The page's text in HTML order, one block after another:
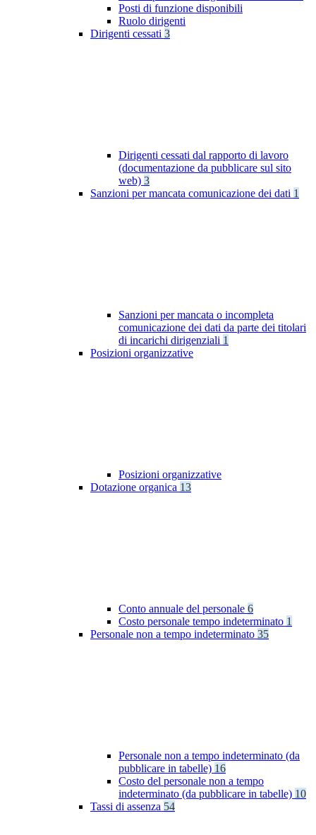
Posti di funzione disponibili
Ruolo dirigenti
Dirigenti cessati 3
Dirigenti cessati dal rapporto di lavoro
(documentazione da pubblicare sul sito
web) 3
Sanzioni per mancata comunicazione dei dati 1
Sanzioni per mancata o incompleta
comunicazione dei dati da parte dei titolari
di incarichi dirigenziali 1
Posizioni organizzative
Posizioni organizzative
Dotazione organica 13
Conto annuale del personale 6
Costo personale tempo indeterminato 1
Personale non a tempo indeterminato 35
Personale non a tempo indeterminato (da
pubblicare in tabelle) 16
Costo del personale non a tempo
indeterminato (da pubblicare in tabelle) 10
Tassi di assenza 54